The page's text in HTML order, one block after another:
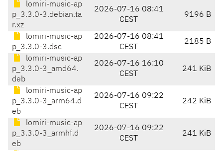
lomiri-music-ap
p_3.3.0-3.debian.ta
r.xz
2026-07-16 08:41
CEST
9196 B
lomiri-music-ap
p_3.3.0-3.dsc
2026-07-16 08:41
CEST
2185 B
lomiri-music-ap
p_3.3.0-3_amd64.
deb
2026-07-16 16:10
CEST
241 KiB
lomiri-music-ap
p_3.3.0-3_arm64.d
eb
2026-07-16 09:22
CEST
242 KiB
lomiri-music-ap
p_3.3.0-3_armhf.d
eb
2026-07-16 09:22
CEST
241 KiB